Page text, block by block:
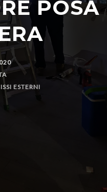
POSA
ESTERNI